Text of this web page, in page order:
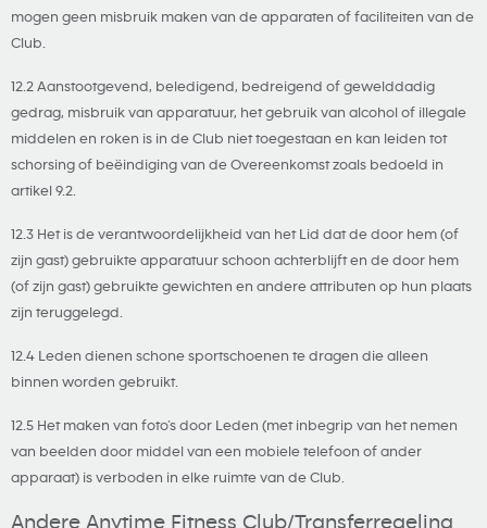
mogen geen misbruik maken van de apparaten of faciliteiten van de
Club.
12.2 Aanstootgevend, beledigend, bedreigend of gewelddadig
gedrag, misbruik van apparatuur, het gebruik van alcohol of illegale
middelen en roken is in de Club niet toegestaan en kan leiden tot
schorsing of beëindiging van de Overeenkomst zoals bedoeld in
artikel 9.2.
12.3 Het is de verantwoordelijkheid van het Lid dat de door hem (of
zijn gast) gebruikte apparatuur schoon achterblijft en de door hem
(of zijn gast) gebruikte gewichten en andere attributen op hun plaats
zijn teruggelegd.
12.4 Leden dienen schone sportschoenen te dragen die alleen
binnen worden gebruikt.
12.5 Het maken van foto’s door Leden (met inbegrip van het nemen
van beelden door middel van een mobiele telefoon of ander
apparaat) is verboden in elke ruimte van de Club.
Andere Anytime Fitness Club/Transferregeling